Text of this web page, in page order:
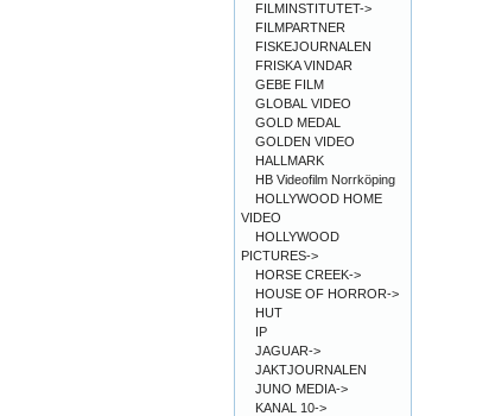
FILMINSTITUTET->
FILMPARTNER
FISKEJOURNALEN
FRISKA VINDAR
GEBE FILM
GLOBAL VIDEO
GOLD MEDAL
GOLDEN VIDEO
HALLMARK
HB Videofilm Norrköping
HOLLYWOOD HOME
VIDEO
HOLLYWOOD
PICTURES->
HORSE CREEK->
HOUSE OF HORROR->
HUT
IP
JAGUAR->
JAKTJOURNALEN
JUNO MEDIA->
KANAL 10->